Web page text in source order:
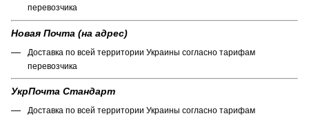
перевозчика
Новая Почта (на адрес)
Доставка по всей территории Украины согласно тарифам
перевозчика
УкрПочта Стандарт
Доставка по всей территории Украины согласно тарифам